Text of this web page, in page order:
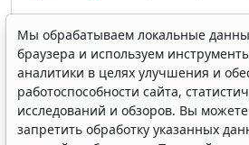
18
19 20 21
25
26 27 28
Мы обрабатываем локальные
браузера и используем
аналитики в целях улучшения и
работоспособности сайта,
исследований и обзоров. Вы можете
запретить обработку указанных